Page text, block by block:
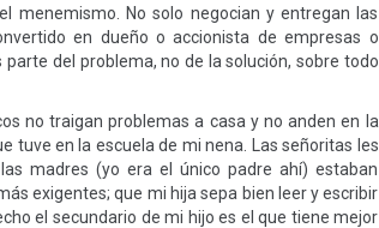
menemismo. No solo negocian y entregan las
en dueño o accionista de empresas o
del problema, no de la solución, sobre todo
no traigan problemas a casa y no anden en la
tuve en la escuela de mi nena. Las señoritas les
madres (yo era el único padre ahí) estaban
exigentes; que mi hija sepa bien leer y escribir
el secundario de mi hijo es el que tiene mejor